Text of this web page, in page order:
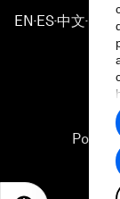
EN ▪ ES▪中文▪ 日